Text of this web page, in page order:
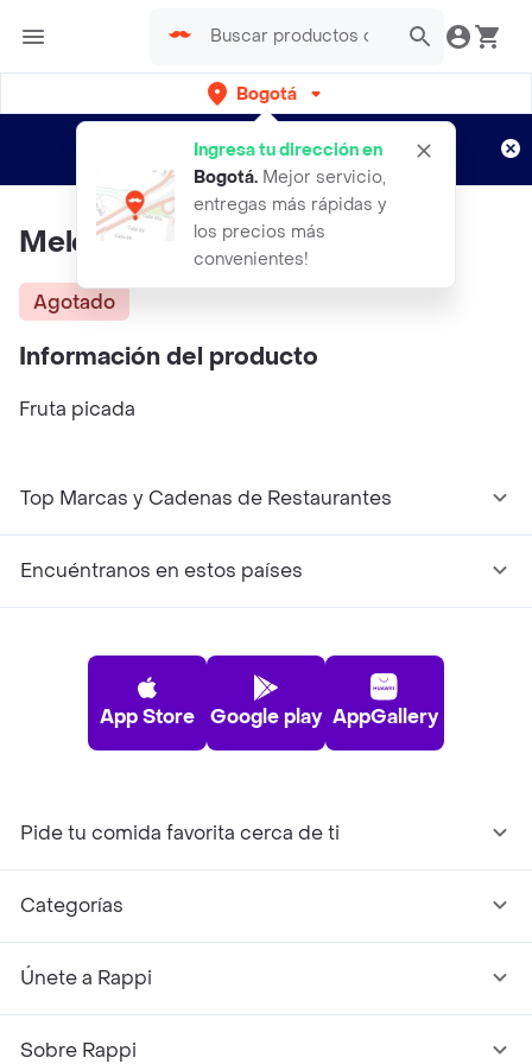
Bogotá
Ingresa tu dirección en
Bogotá. Mejor servicio,
entregas más rápidas y
los precios más
convenientes!
envíos gratis por semanas
Aplican TyC
Melón en cubos Exito
Agotado
Información del producto
Fruta picada
Top Marcas y Cadenas de Restaurantes
Encuéntranos en estos países
App Store Google play AppGallery
Pide tu comida favorita cerca de ti
Categorías
Únete a Rappi
Sobre Rappi